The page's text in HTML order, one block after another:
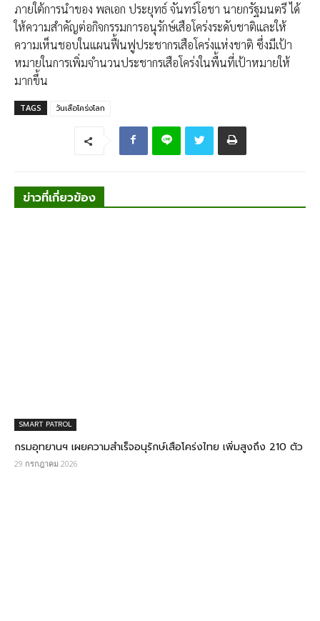
ภายใต้การนำของ พลเอก ประยุทธ์ จันทร์โอชา นายกรัฐมนตรี ได้
ให้ความสำคัญต่อกิจกรรมการอนุรักษ์เสือโคร่งระดับชาติและให้
ความเห็นชอบในแผนฟื้นฟูประชากรเสือโคร่งแห่งชาติ ซึ่งมีเป้า
หมายในการเพิ่มจำนวนประชากรเสือโคร่งในพื้นที่เป้าหมายให้
มากขึ้น
TAGS วันเสือโคร่งโลก
ข่าวที่เกี่ยวข้อง
SMART PATROL
กรมอุทยานฯ เผยความสำเร็จอนุรักษ์เสือโคร่งไทย เพิ่มสูงถึง 210 ตัว
29 กรกฎาคม 2026